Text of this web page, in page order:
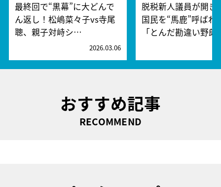
最終回で“黒幕”に大どんで
ん返し！松嶋菜々子vs寺尾
聰、親子対峙シ…
2026.03.06
脱税新人議員が開
国民を“馬鹿”呼ばわ
「とんだ勘違い野
おすすめ記事
RECOMMEND